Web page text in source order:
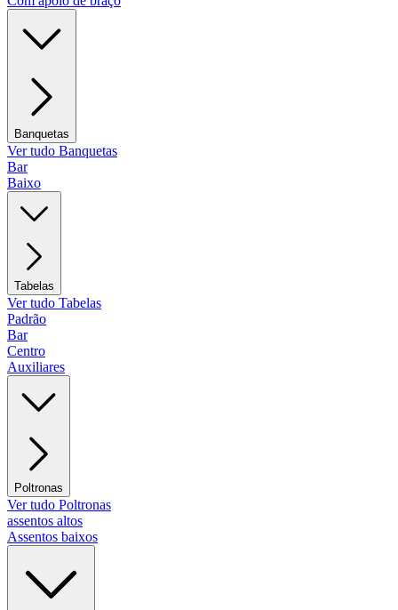
Banquetas
Ver tudo Banquetas
Bar
Baixo
Tabelas
Ver tudo Tabelas
Padrão
Bar
Centro
Auxiliares
Poltronas
Ver tudo Poltronas
assentos altos
Assentos baixos